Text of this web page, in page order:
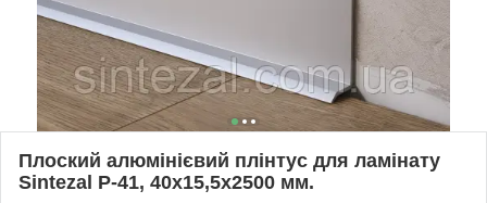
Плоский алюмінієвий плінтус для ламінату
Sintezal P-41, 40х15,5х2500 мм.